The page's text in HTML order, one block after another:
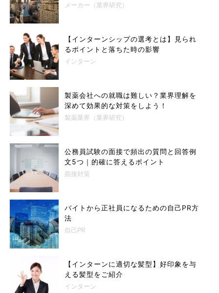
メーカー（業界研究）
【インターンシップの選考とは】見られ
るポイントと落ちた時の影響
インターン
製薬会社への就職は難しい？業界理解を
深めて効果的な対策をしよう！
製薬業界（業界研究）
公務員試験の面接で頻出の質問と回答例
文5つ｜的確に答えるポイント
面接対策
バイトから正社員になるための自己PR方
法
自己PR
【インターンに適切な髪型】好印象を与
える髪型をご紹介
インターン